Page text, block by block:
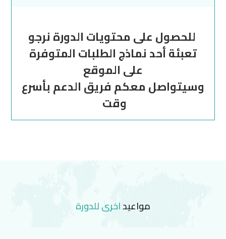
للحصول على محتويات الدورة نرجو
تعبئة أحد نماذج الطلبات المتوفرة
على الموقع
وسيتواصل معكم فريق الدعم بأسرع
وقت
مواعيداخرى للدورة